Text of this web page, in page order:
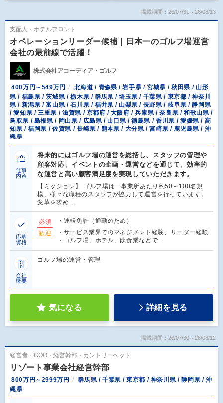
掲載期間：26/07/31～26/08/13
支配人・ホテルフロント
オペレーションリーダー候補｜日本一のゴルフ場運営
会社の最前線で活躍！
株式会社アコーディア・ゴルフ
400万円～549万円
北海道 / 青森県 / 岩手県 / 宮城県 / 秋田県 / 山形
県 / 福島県 / 茨城県 / 栃木県 / 群馬県 / 埼玉県 / 千葉県 / 東京都 / 神奈川
県 / 新潟県 / 富山県 / 石川県 / 福井県 / 山梨県 / 長野県 / 岐阜県 / 静岡県
/ 愛知県 / 三重県 / 滋賀県 / 京都府 / 大阪府 / 兵庫県 / 奈良県 / 和歌山県 /
鳥取県 / 島根県 / 岡山県 / 広島県 / 山口県 / 徳島県 / 香川県 / 愛媛県 / 高
知県 / 福岡県 / 佐賀県 / 長崎県 / 熊本県 / 大分県 / 宮崎県 / 鹿児島県 / 沖
縄県
仕事
内容
将来的にはゴルフ場の運営を総括し、スタッフの管理や
顧客対応、イベントの企画・運営などを通じて、効率的
な運営と高い顧客満足度を実現していただきます。
【ミッション】 ゴルフ場は一事業所あたり約50～100名規
模、様々な職種のスタッフが協力して運営を行っています。
変革を求め…
応募
資格
必須
・運転免許（通勤のため）
歓迎
・サービス業界でのマネジメント経験、リーダー経験
・ゴルフ場、ホテル、飲食業などで…
会社
概要
ゴルフ場の運営・管理
気になる 詳細を見る
掲載期間：26/07/30～26/08/12
経営者・COO・経営幹部・カントリーヘッド
リゾート事業会社経営幹部
800万円～2999万円
群馬県 / 千葉県 / 東京都 / 神奈川県 / 静岡県 / 沖
縄県